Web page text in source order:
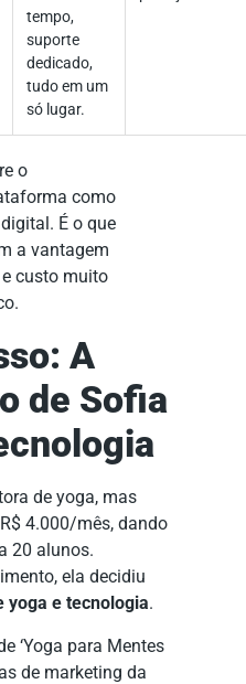
tempo,
suporte
dedicado,
tudo em um
só lugar.
o
como
É o que
a vantagem
custo muito
A
de Sofia
de yoga, mas
4.000/mês, dando
20 alunos.
ela decidiu
yoga e tecnologia.
‘Yoga para Mentes
de marketing da